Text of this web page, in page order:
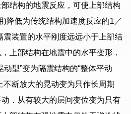
结构的地震反应，可使上部结构
)降低为传统结构加速度反应的1／
装置的水平刚度远远小于上部结
上部结构在地震中的水平变形，
动型”变为隔震结构的“整体平动
不断放大的晃动变为只作长周期
．从有较大的层间变位变为只有